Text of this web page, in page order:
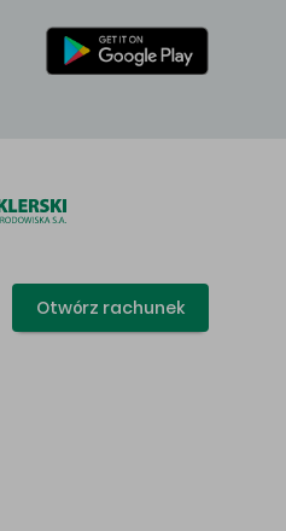
Otwórz rachunek